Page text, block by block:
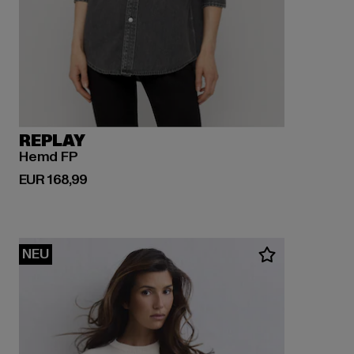
REPLAY
Hemd FP
EUR 168,99
Derzeitiger Preis: EUR 168,99
NEU